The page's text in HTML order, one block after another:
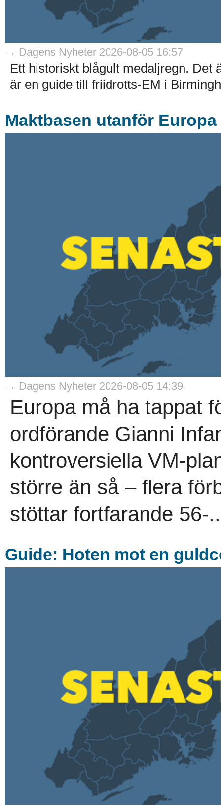
→ Dagens Nyheter 2026-08-05 16:57
Ett historiskt blågult medaljregn. Det
är en guide till friidrotts-EM i
Maktbasen utanför
→ Dagens Nyheter 2026-08-05 14:39
Europa må ha tappat
ordförande Gianni
kontroversiella VM-
större än så – flera
stöttar fortfarande 56-..
Guide: Hoten mot en